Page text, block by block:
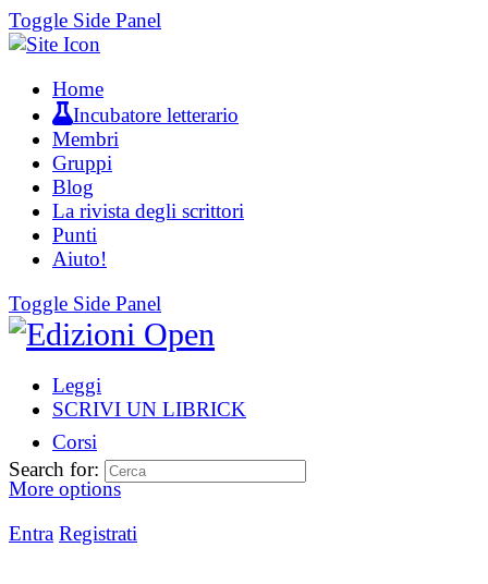
Toggle Side Panel
Home
Incubatore letterario
Membri
Gruppi
Blog
La rivista degli scrittori
Punti
Aiuto!
Toggle Side Panel
Leggi
SCRIVI UN LIBRICK
Corsi
More options
Entra Registrati
Search for: